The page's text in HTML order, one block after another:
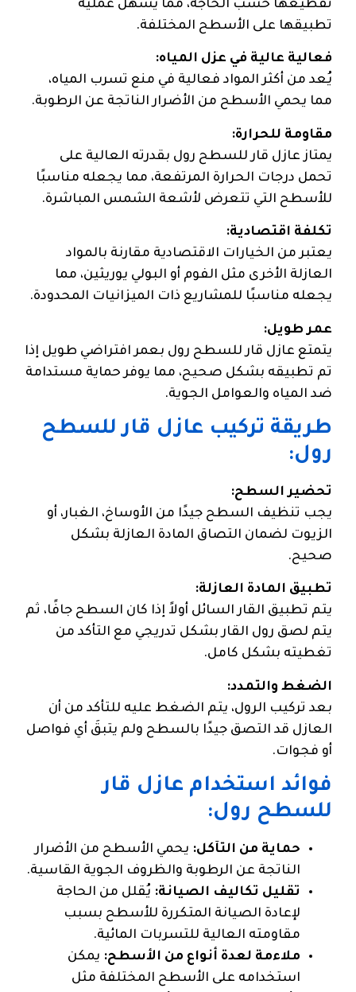
تقطيعها حسب الحاجة، مما يسهل عملية
تطبيقها على الأسطح المختلفة.
فعالية عالية في عزل المياه:
يُعد من أكثر المواد فعالية في منع تسرب المياه،
مما يحمي الأسطح من الأضرار الناتجة عن الرطوبة.
مقاومة للحرارة:
يمتاز عازل قار للسطح رول بقدرته العالية على
تحمل درجات الحرارة المرتفعة، مما يجعله مناسبًا
للأسطح التي تتعرض لأشعة الشمس المباشرة.
تكلفة اقتصادية:
يعتبر من الخيارات الاقتصادية مقارنة بالمواد
العازلة الأخرى مثل الفوم أو البولي يوريثين، مما
يجعله مناسبًا للمشاريع ذات الميزانيات المحدودة.
عمر طويل:
يتمتع عازل قار للسطح رول بعمر افتراضي طويل إذا
تم تطبيقه بشكل صحيح، مما يوفر حماية مستدامة
ضد المياه والعوامل الجوية.
طريقة تركيب عازل قار للسطح
رول:
تحضير السطح:
يجب تنظيف السطح جيدًا من الأوساخ، الغبار، أو
الزيوت لضمان التصاق المادة العازلة بشكل
صحيح.
تطبيق المادة العازلة:
يتم تطبيق القار السائل أولاً إذا كان السطح جافًا، ثم
يتم لصق رول القار بشكل تدريجي مع التأكد من
تغطيته بشكل كامل.
الضغط والتمدد:
بعد تركيب الرول، يتم الضغط عليه للتأكد من أن
العازل قد التصق جيدًا بالسطح ولم يتبقَ أي فواصل
أو فجوات.
فوائد استخدام عازل قار
للسطح رول:
حماية من التآكل: يحمي الأسطح من الأضرار
الناتجة عن الرطوبة والظروف الجوية القاسية.
تقليل تكاليف الصيانة: يُقلل من الحاجة
لإعادة الصيانة المتكررة للأسطح بسبب
مقاومته العالية للتسربات المائية.
ملاءمة لعدة أنواع من الأسطح: يمكن
استخدامه على الأسطح المختلفة مثل